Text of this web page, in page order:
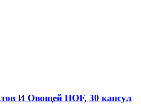
И Овощей HOF, 30 капсул